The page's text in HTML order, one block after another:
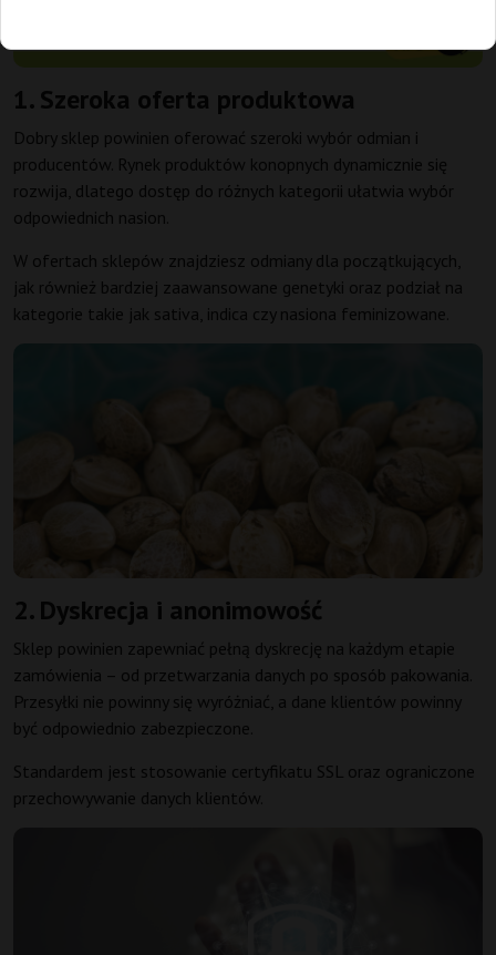
1. Szeroka oferta produktowa
Dobry sklep powinien oferować szeroki wybór odmian i
producentów. Rynek produktów konopnych dynamicznie się
rozwija, dlatego dostęp do różnych kategorii ułatwia wybór
odpowiednich nasion.
W ofertach sklepów znajdziesz odmiany dla początkujących,
jak również bardziej zaawansowane genetyki oraz podział na
kategorie takie jak sativa, indica czy nasiona feminizowane.
2. Dyskrecja i anonimowość
Sklep powinien zapewniać pełną dyskrecję na każdym etapie
zamówienia – od przetwarzania danych po sposób pakowania.
Przesyłki nie powinny się wyróżniać, a dane klientów powinny
być odpowiednio zabezpieczone.
Standardem jest stosowanie certyfikatu SSL oraz ograniczone
przechowywanie danych klientów.